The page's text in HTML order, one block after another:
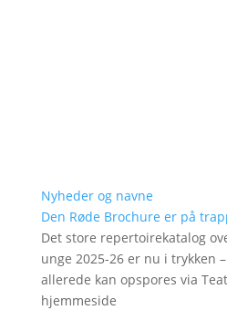
Nyheder og navne
Den Røde Brochure er på
Det store repertoirekatalog
unge 2025-26 er nu i trykken
allerede kan opspores via
hjemmeside